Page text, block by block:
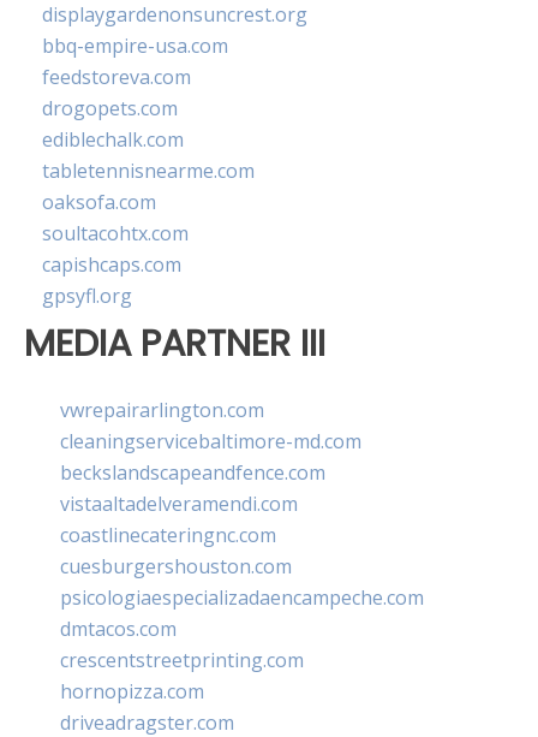
displaygardenonsuncrest.org
bbq-empire-usa.com
feedstoreva.com
drogopets.com
ediblechalk.com
tabletennisnearme.com
oaksofa.com
soultacohtx.com
capishcaps.com
gpsyfl.org
MEDIA PARTNER III
vwrepairarlington.com
cleaningservicebaltimore-md.com
beckslandscapeandfence.com
vistaaltadelveramendi.com
coastlinecateringnc.com
cuesburgershouston.com
psicologiaespecializadaencampeche.com
dmtacos.com
crescentstreetprinting.com
hornopizza.com
driveadragster.com